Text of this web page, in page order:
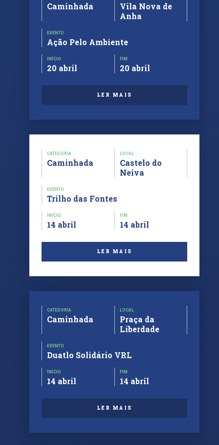
Caminhada
Vila Nova de
Anha
EVENTO
Ação Pelo Ambiente
INÍCIO
20 abril
FIM
20 abril
LER MAIS
CATEGORIA
Caminhada
LOCAL
Castelo do
Neiva
EVENTO
Trilho das Fontes
INÍCIO
14 abril
FIM
14 abril
LER MAIS
CATEGORIA
Caminhada
LOCAL
Praça da
Liberdade
EVENTO
Duatlo Solidário VRL
INÍCIO
14 abril
FIM
14 abril
LER MAIS